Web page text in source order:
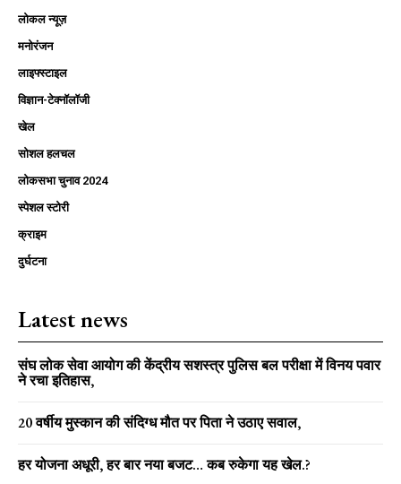
लोकल न्यूज़
मनोरंजन
लाइफ्स्टाइल
विज्ञान-टेक्नॉलॉजी
खेल
सोशल हलचल
लोकसभा चुनाव 2024
स्पेशल स्टोरी
क्राइम
दुर्घटना
Latest news
संघ लोक सेवा आयोग की केंद्रीय सशस्त्र पुलिस बल परीक्षा में विनय पवार
ने रचा इतिहास,
20 वर्षीय मुस्कान की संदिग्ध मौत पर पिता ने उठाए सवाल,
हर योजना अधूरी, हर बार नया बजट… कब रुकेगा यह खेल.?